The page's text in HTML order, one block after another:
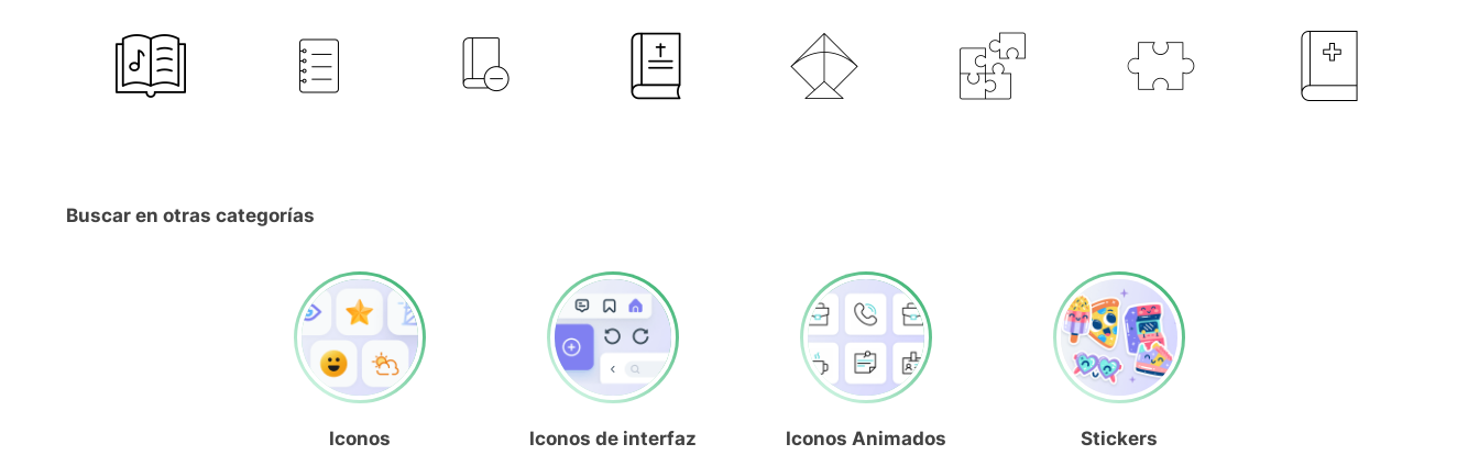
Buscar en otras categorías
Iconos Iconos de interfaz Iconos Animados Stickers